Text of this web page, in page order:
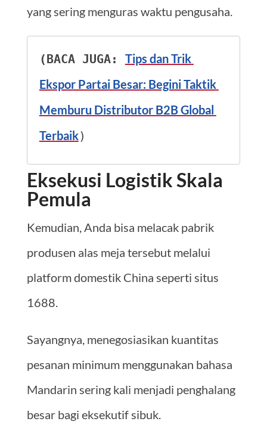
yang sering menguras waktu pengusaha.
(BACA JUGA: Tips dan Trik
Ekspor Partai Besar: Begini Taktik
Memburu Distributor B2B Global
Terbaik)
Eksekusi Logistik Skala
Pemula
Kemudian, Anda bisa melacak pabrik
produsen alas meja tersebut melalui
platform domestik China seperti situs
1688.
Sayangnya, menegosiasikan kuantitas
pesanan minimum menggunakan bahasa
Mandarin sering kali menjadi penghalang
besar bagi eksekutif sibuk.